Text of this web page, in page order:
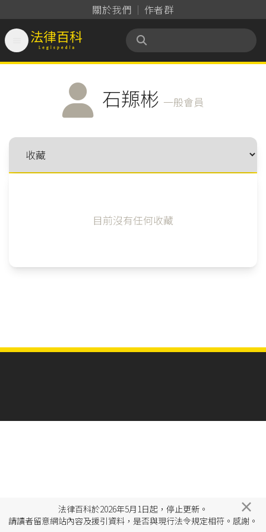
關於我們 作者群
法律百科 Legispedia
石羱彬 一般會員
目前沒有任何收藏
法律百科於2026年5月1日起，停止更新。
請讀者留意網站內容及援引資料，是否與現行法令規定相符。感謝。
×